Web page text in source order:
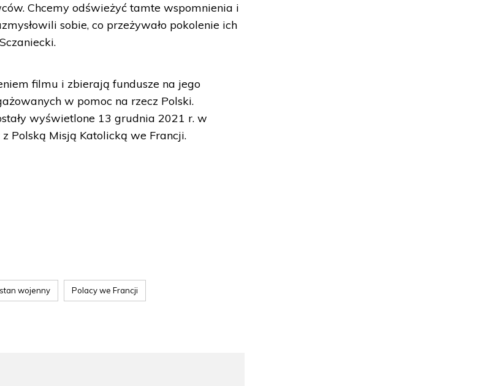
Chcemy odświeżyć tamte wspomnienia i
sobie, co przeżywało pokolenie ich
filmu i zbierają fundusze na jego
w pomoc na rzecz Polski.
wyświetlone 13 grudnia 2021 r. w
Polską Misją Katolicką we Francji.
stan wojenny Polacy we Francji